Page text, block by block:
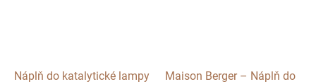
Náplň do katalytické lampy
Maison Berger – Náplň do